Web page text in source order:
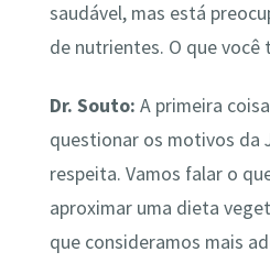
saudável, mas está
de nutrientes. O que você
Dr. Souto: A primeira
questionar os motivos da
respeita. Vamos falar o
aproximar uma dieta
que consideramos mais